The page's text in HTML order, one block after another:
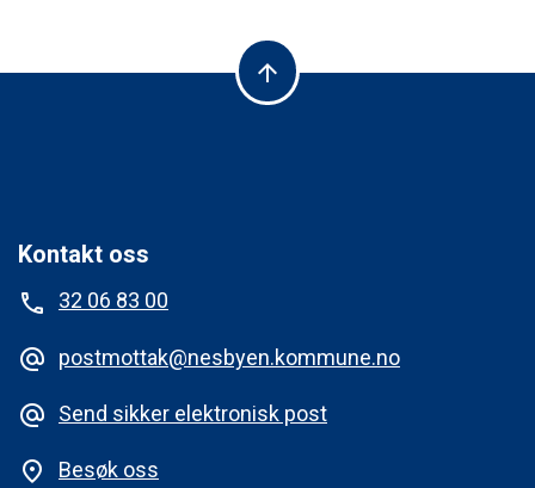
arrow_upward
Kontakt oss
phone
32 06 83 00
alternate_email postmottak@nesbyen.kommune.no
alternate_email Send sikker elektronisk post
place Besøk oss